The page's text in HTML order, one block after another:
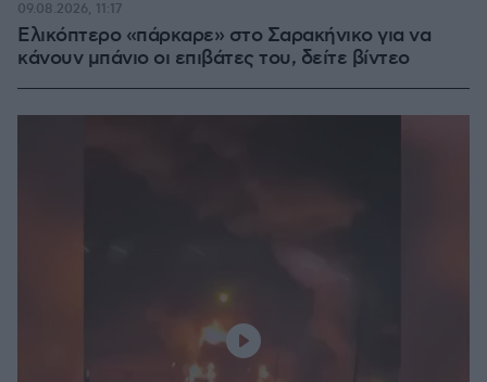
Ελικόπτερο «πάρκαρε» στο Σαρακήνικο για να
κάνουν μπάνιο οι επιβάτες του, δείτε βίντεο
09.08.2026, 11:17